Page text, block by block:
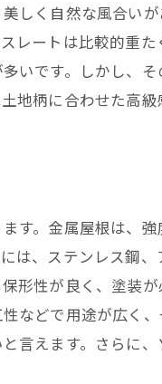
しく自然な風合い
レートは比較的重
いです。しかし、
地柄に合わせた高
す。金属屋根は、
は、ステンレス鋼
形性が良く、塗装
などで用途が広く
言えます。さらに